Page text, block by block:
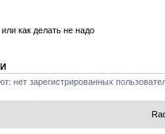
как делать не надо
нет зарегистрированных